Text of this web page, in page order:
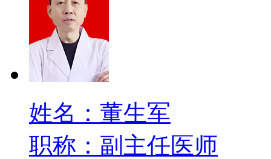
姓名：董生军
职称：副主任医师